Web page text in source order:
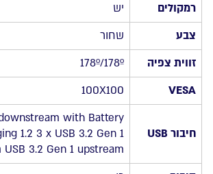
רמקולים
יש
צבע
שחור
זווית צפיה
178º/178º
VESA
100X100
חיבור USB
with Battery
1.2 3 x USB 3.2 Gen 1
3.2 Gen 1 upstream